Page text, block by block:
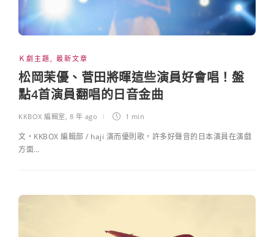
Ｋ劇主題 最新文章
松岡茉優、菅田將暉這些演員好會唱！盤
點4首演員翻唱的日音金曲
KKBOX 編輯室 8 年 ago 1 min
文・KKBOX 編輯部 / haji 演而優則歌，許多好聲音的日本演員在演戲
方面…